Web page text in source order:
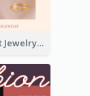
Pink Elegant Jewelry Sale Valentines Day Instagram Post